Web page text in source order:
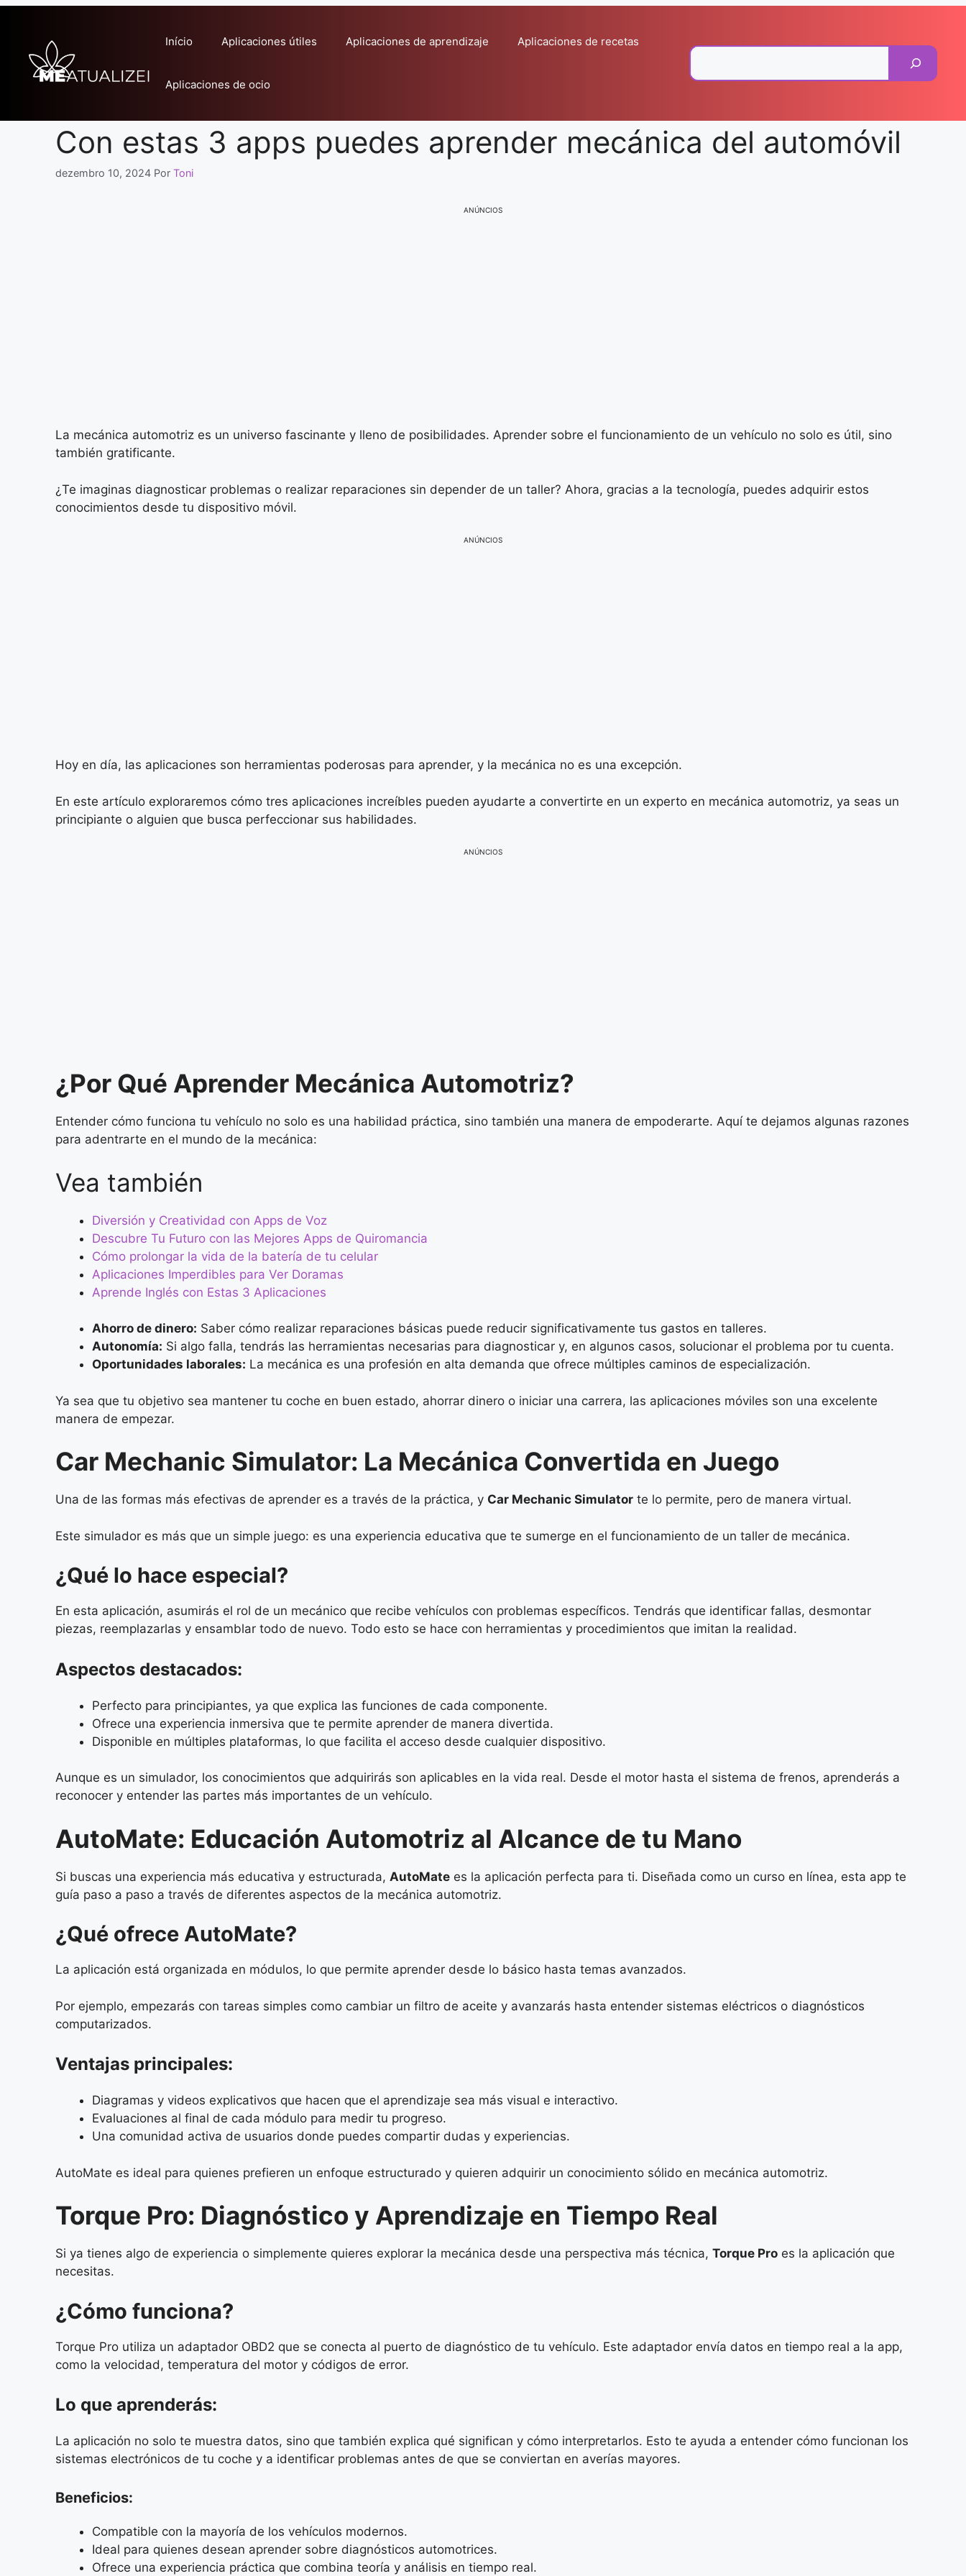
conteúdo
Início Aplicaciones útiles Aplicaciones de aprendizaje Aplicaciones de recetas
Aplicaciones de ocio
Con estas 3 apps puedes aprender mecánica del automóvil
dezembro 10, 2024 Por Toni
ANÚNCIOS
La mecánica automotriz es un universo fascinante y lleno de posibilidades. Aprender sobre el funcionamiento de un vehículo no solo es útil, sino
también gratificante.
¿Te imaginas diagnosticar problemas o realizar reparaciones sin depender de un taller? Ahora, gracias a la tecnología, puedes adquirir estos
conocimientos desde tu dispositivo móvil.
ANÚNCIOS
Hoy en día, las aplicaciones son herramientas poderosas para aprender, y la mecánica no es una excepción.
En este artículo exploraremos cómo tres aplicaciones increíbles pueden ayudarte a convertirte en un experto en mecánica automotriz, ya seas un
principiante o alguien que busca perfeccionar sus habilidades.
ANÚNCIOS
¿Por Qué Aprender Mecánica Automotriz?
Entender cómo funciona tu vehículo no solo es una habilidad práctica, sino también una manera de empoderarte. Aquí te dejamos algunas razones
para adentrarte en el mundo de la mecánica:
Vea también
Diversión y Creatividad con Apps de Voz
Descubre Tu Futuro con las Mejores Apps de Quiromancia
Cómo prolongar la vida de la batería de tu celular
Aplicaciones Imperdibles para Ver Doramas
Aprende Inglés con Estas 3 Aplicaciones
Ahorro de dinero: Saber cómo realizar reparaciones básicas puede reducir significativamente tus gastos en talleres.
Autonomía: Si algo falla, tendrás las herramientas necesarias para diagnosticar y, en algunos casos, solucionar el problema por tu cuenta.
Oportunidades laborales: La mecánica es una profesión en alta demanda que ofrece múltiples caminos de especialización.
Ya sea que tu objetivo sea mantener tu coche en buen estado, ahorrar dinero o iniciar una carrera, las aplicaciones móviles son una excelente
manera de empezar.
Car Mechanic Simulator: La Mecánica Convertida en Juego
Una de las formas más efectivas de aprender es a través de la práctica, y Car Mechanic Simulator te lo permite, pero de manera virtual.
Este simulador es más que un simple juego: es una experiencia educativa que te sumerge en el funcionamiento de un taller de mecánica.
¿Qué lo hace especial?
En esta aplicación, asumirás el rol de un mecánico que recibe vehículos con problemas específicos. Tendrás que identificar fallas, desmontar
piezas, reemplazarlas y ensamblar todo de nuevo. Todo esto se hace con herramientas y procedimientos que imitan la realidad.
Aspectos destacados:
Perfecto para principiantes, ya que explica las funciones de cada componente.
Ofrece una experiencia inmersiva que te permite aprender de manera divertida.
Disponible en múltiples plataformas, lo que facilita el acceso desde cualquier dispositivo.
Aunque es un simulador, los conocimientos que adquirirás son aplicables en la vida real. Desde el motor hasta el sistema de frenos, aprenderás a
reconocer y entender las partes más importantes de un vehículo.
AutoMate: Educación Automotriz al Alcance de tu Mano
Si buscas una experiencia más educativa y estructurada, AutoMate es la aplicación perfecta para ti. Diseñada como un curso en línea, esta app te
guía paso a paso a través de diferentes aspectos de la mecánica automotriz.
¿Qué ofrece AutoMate?
La aplicación está organizada en módulos, lo que permite aprender desde lo básico hasta temas avanzados.
Por ejemplo, empezarás con tareas simples como cambiar un filtro de aceite y avanzarás hasta entender sistemas eléctricos o diagnósticos
computarizados.
Ventajas principales:
Diagramas y videos explicativos que hacen que el aprendizaje sea más visual e interactivo.
Evaluaciones al final de cada módulo para medir tu progreso.
Una comunidad activa de usuarios donde puedes compartir dudas y experiencias.
AutoMate es ideal para quienes prefieren un enfoque estructurado y quieren adquirir un conocimiento sólido en mecánica automotriz.
Torque Pro: Diagnóstico y Aprendizaje en Tiempo Real
Si ya tienes algo de experiencia o simplemente quieres explorar la mecánica desde una perspectiva más técnica, Torque Pro es la aplicación que
necesitas.
¿Cómo funciona?
Torque Pro utiliza un adaptador OBD2 que se conecta al puerto de diagnóstico de tu vehículo. Este adaptador envía datos en tiempo real a la app,
como la velocidad, temperatura del motor y códigos de error.
Lo que aprenderás:
La aplicación no solo te muestra datos, sino que también explica qué significan y cómo interpretarlos. Esto te ayuda a entender cómo funcionan los
sistemas electrónicos de tu coche y a identificar problemas antes de que se conviertan en averías mayores.
Beneficios:
Compatible con la mayoría de los vehículos modernos.
Ideal para quienes desean aprender sobre diagnósticos automotrices.
Ofrece una experiencia práctica que combina teoría y análisis en tiempo real.